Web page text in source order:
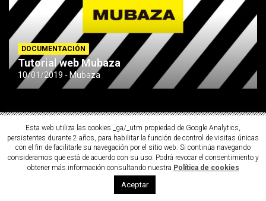
DOCUMENTACIÓN
Tutorial web Mubaza
10/01/2019 Mubaza
Copyright ©2026MUBAZA
Esta web utiliza las cookies _ga/_utm propiedad de Google Analytics,
persistentes durante 2 años, para habilitar la función de control de visitas únicas
con el fin de facilitarle su navegación por el sitio web. Si continúa navegando
consideramos que está de acuerdo con su uso. Podrá revocar el consentimiento y
obtener más información consultando nuestra Política de cookies
Aceptar